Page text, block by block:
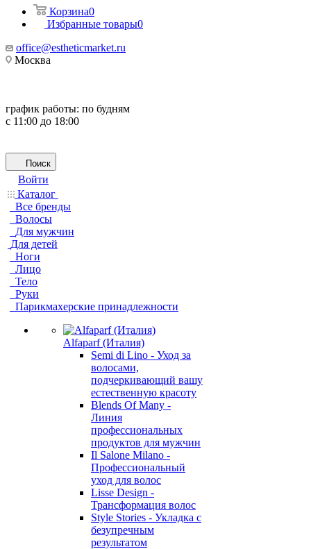
Корзина0
Избранные товары0
office@estheticmarket.ru
Москва
график работы: по будням
с 11:00 до 18:00
Поиск
Войти
Каталог
Все бренды
Волосы
Для мужчин
Для детей
Ноги
Лицо
Тело
Руки
Парикмахерские принадлежности
Alfaparf (Италия)
Semi di Lino - Уход за
волосами,
подчеркивающий вашу
естественную красоту
Blends Of Many -
Линия
профессиональных
продуктов для мужчин
Il Salone Milano -
Профессиональный
уход для волос
Lisse Design -
Трансформация волос
Style Stories - Укладка с
безупречным
результатом